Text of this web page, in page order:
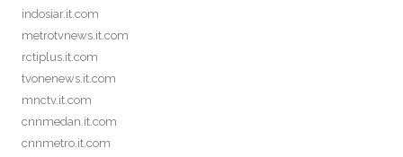
indosiar.it.com
metrotvnews.it.com
rctiplus.it.com
tvonenews.it.com
mnctv.it.com
cnnmedan.it.com
cnnmetro.it.com